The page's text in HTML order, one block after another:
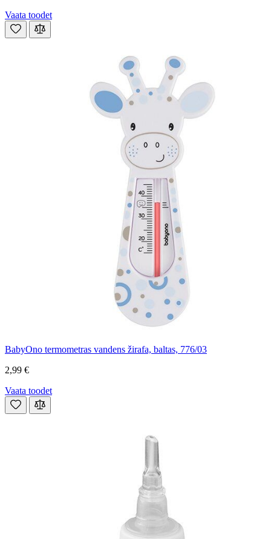
Vaata toodet
BabyOno termometras vandens žirafa, baltas, 776/03
2,99 €
Vaata toodet